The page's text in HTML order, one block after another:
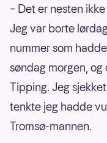
– Det er nesten
Jeg var borte
nummer som
søndag morgen,
Tipping. Jeg
tenkte jeg hadde
Tromsø-mannen.